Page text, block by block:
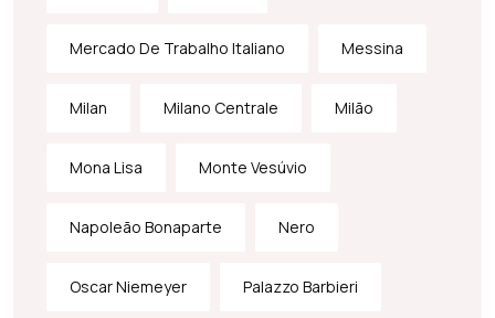
Mercado De Trabalho Italiano Messina
Milan Milano Centrale Milão
Mona Lisa Monte Vesúvio
Napoleão Bonaparte Nero
Oscar Niemeyer Palazzo Barbieri